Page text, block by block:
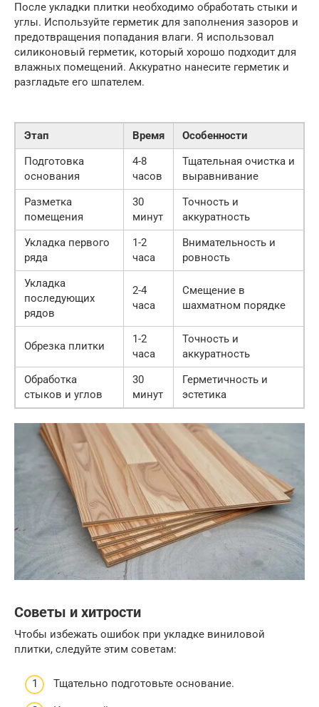
После укладки плитки необходимо обработать стыки и
углы. Используйте герметик для заполнения зазоров и
предотвращения попадания влаги. Я использовал
силиконовый герметик, который хорошо подходит для
влажных помещений. Аккуратно нанесите герметик и
разгладьте его шпателем.
Этап Время
Особенности
Подготовка
основания
4-8
часов
Тщательная очистка и
выравнивание
Разметка
помещения
30
минут
Точность и
аккуратность
Укладка первого
ряда
1-2
часа
Внимательность и
ровность
Укладка
последующих
рядов
2-4
часа
Смещение в
шахматном порядке
Обрезка плитки
1-2
часа
Точность и
аккуратность
Обработка
стыков и углов
30
минут
Герметичность и
эстетика
Советы и хитрости
Чтобы избежать ошибок при укладке виниловой
плитки, следуйте этим советам:
Тщательно подготовьте основание.